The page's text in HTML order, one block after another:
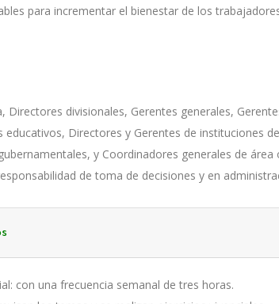
para incrementar el bienestar de los
Directores divisionales, Gerentes generales,
educativos, Directores y Gerentes de instituciones
y Coordinadores generales de área
de toma de decisiones y en
con una frecuencia semanal de tres horas.